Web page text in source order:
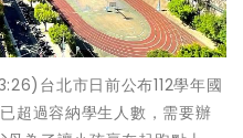
台北市日前公布112學年國
超過容納學生人數，需要辦